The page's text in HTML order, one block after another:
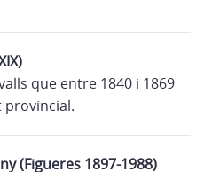
que entre 1840 i 1869
provincial.
(Figueres 1897-1988)